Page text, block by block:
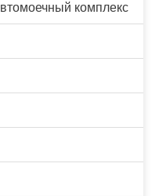
комплекс